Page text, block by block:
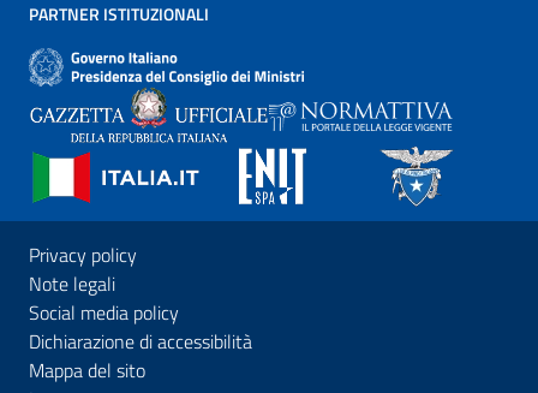
PARTNER ISTITUZIONALI
Privacy policy
Note legali
Social media policy
Dichiarazione di accessibilità
Mappa del sito